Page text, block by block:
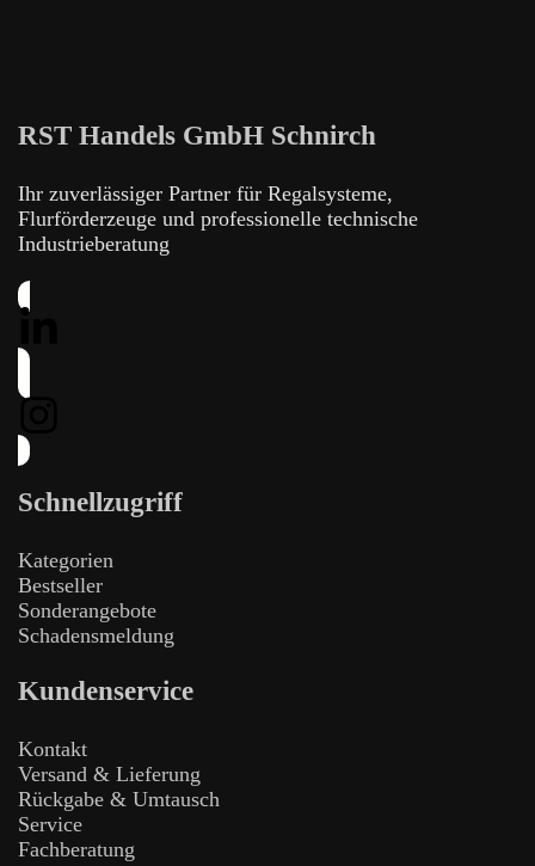
RST Handels GmbH Schnirch
Ihr zuverlässiger Partner für Regalsysteme,
Flurförderzeuge und professionelle technische
Industrieberatung
Schnellzugriff
Kategorien
Bestseller
Sonderangebote
Schadensmeldung
Kundenservice
Kontakt
Versand & Lieferung
Rückgabe & Umtausch
Service
Fachberatung